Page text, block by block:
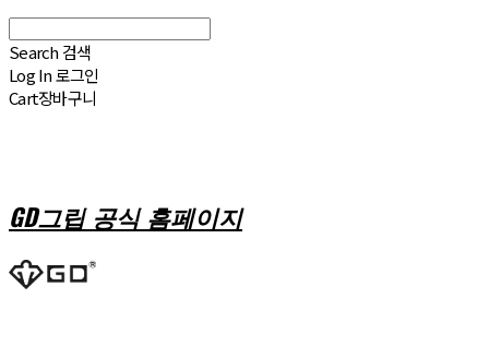
Search 검색
Log In로그인
Cart장바구니
GD그립 공식 홈페이지